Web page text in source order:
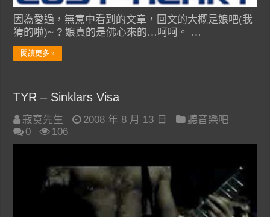
因為愛過，無意中看到的文章，回文的大概是娘吧(我
猜的啦)~ ? 娘真的是佛心來的…呵呵。 …
閱讀更多 »
TYR – Sinklars Visa
寂寞先生 2008 年 8 月 13 日
聽音樂吧
0
106